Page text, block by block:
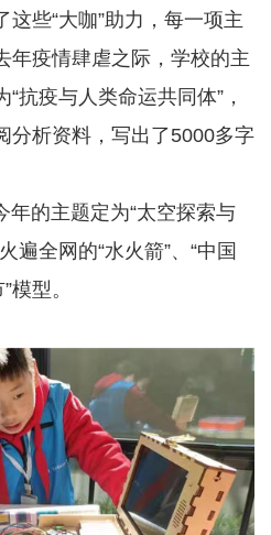
些“大咖”助力，每一项主
年疫情肆虐之际，学校的主
抗疫与人类命运共同体”，
分析资料，写出了5000多字
的主题定为“太空探索与
遍全网的“水火箭”、“中国
模型。